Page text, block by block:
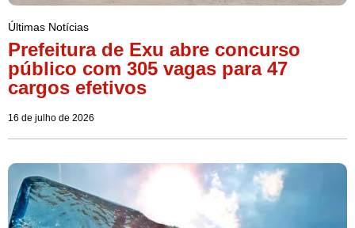
Últimas Notícias
Prefeitura de Exu abre concurso
público com 305 vagas para 47
cargos efetivos
16 de julho de 2026